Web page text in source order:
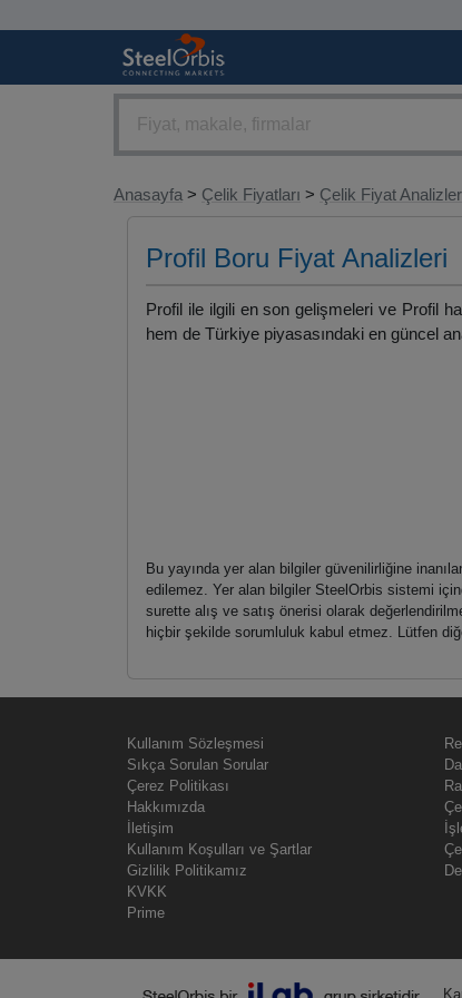
Anasayfa > Çelik Fiyatları > Çelik Fiyat
Profil Boru Fiyat Analizleri
Profil ile ilgili en son gelişmeleri ve Profil
hem de Türkiye piyasasındaki en güncel
Bu yayında yer alan bilgiler güvenilirliğine
edilemez. Yer alan bilgiler SteelOrbis sistemi
surette alış ve satış önerisi olarak
hiçbir şekilde sorumluluk kabul etmez. Lütfen
Kullanım Sözleşmesi
Sıkça Sorulan Sorular
Çerez Politikası
Hakkımızda
İletişim
Kullanım Koşulları ve Şartlar
Gizlilik Politikamız
KVKK
Prime